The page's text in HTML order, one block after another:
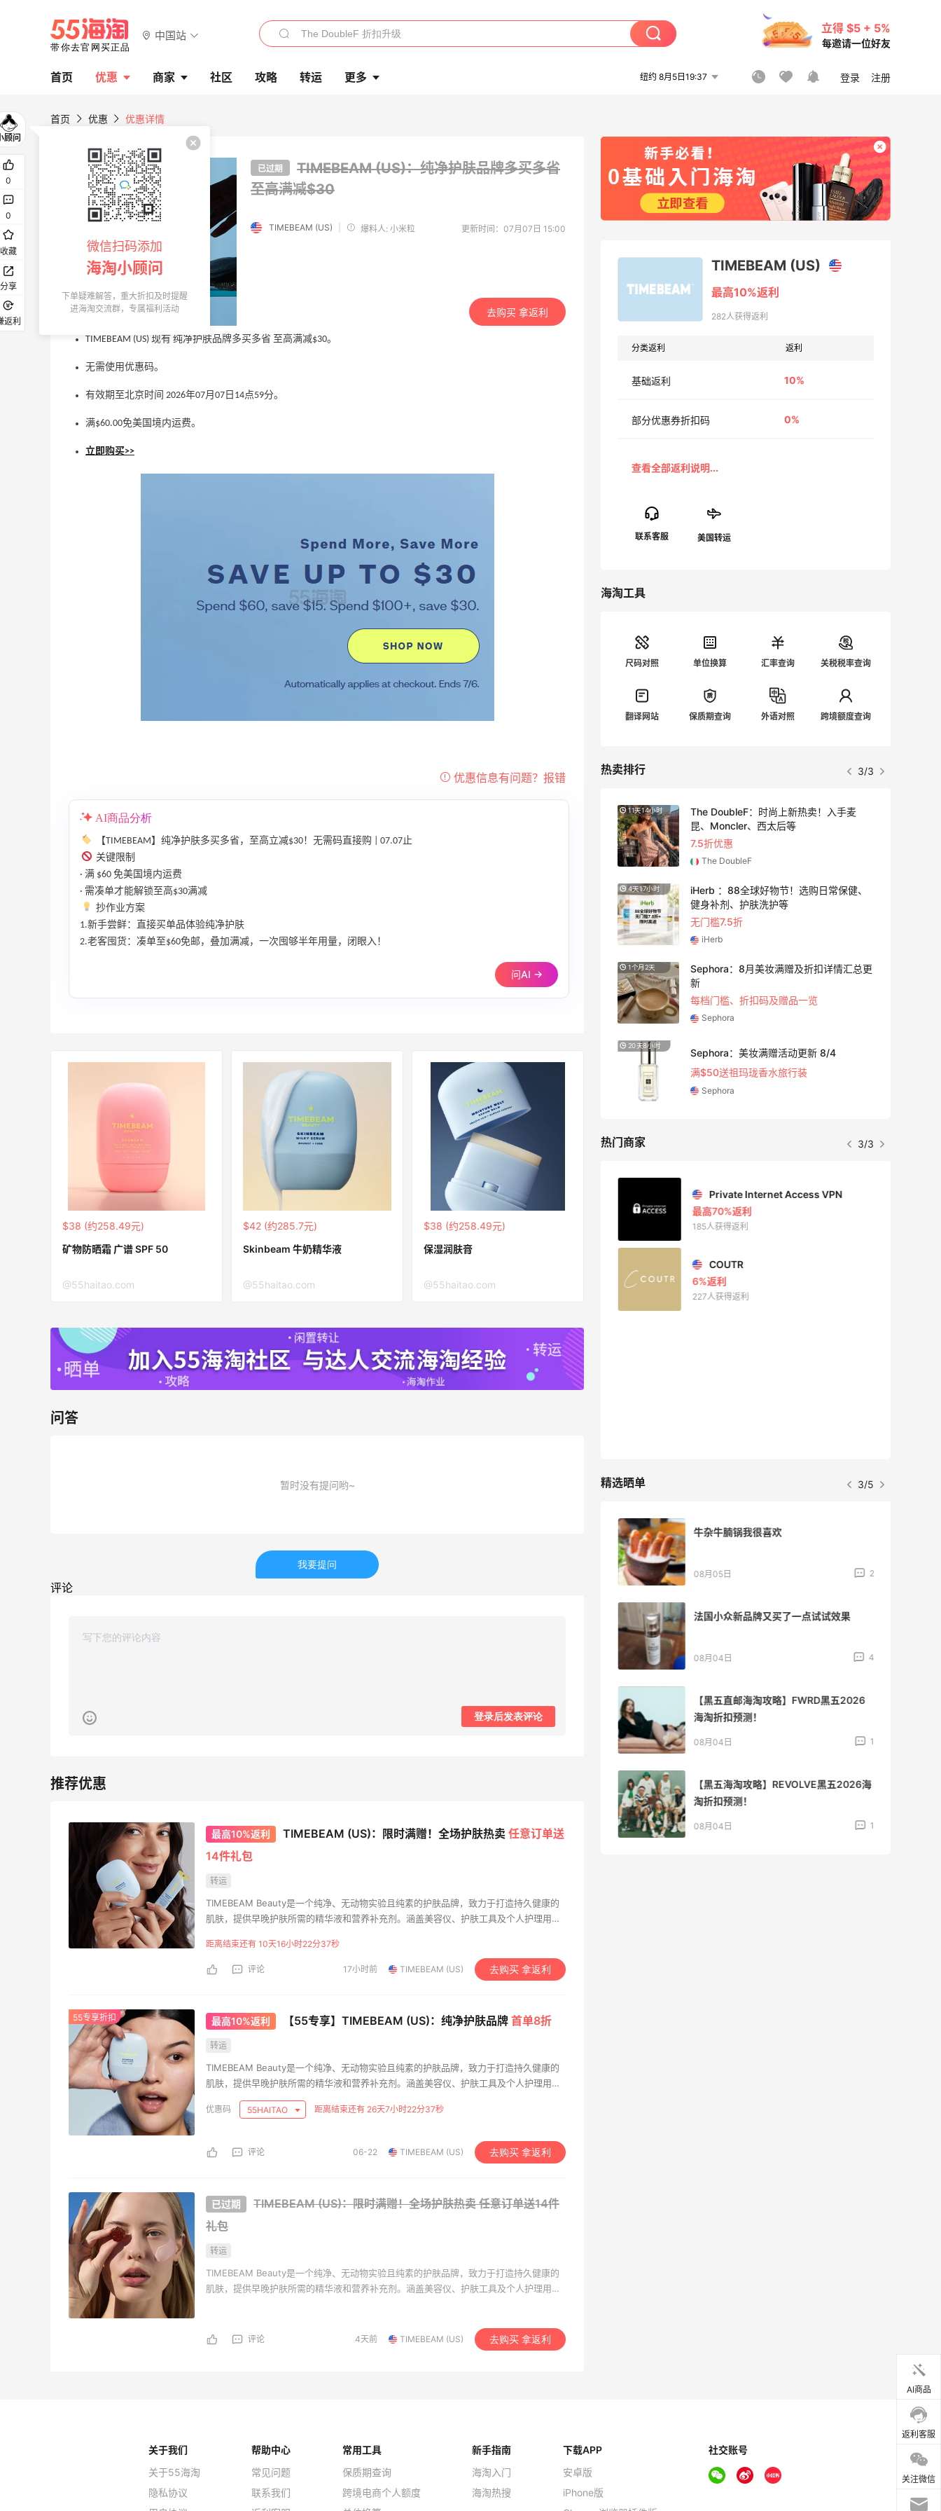
中国站
立得 $5 + 5%
每邀请一位好友
首页 优惠 商家 社区 攻略 转运 更多 纽约 8月5日19:37 登录 注册
首页 优惠 优惠详情
已过期
TIMEBEAM (US)：纯净护肤品牌多买多省
至高满减$30
TIMEBEAM (US) 爆料人: 小米粒 更新时间：07月07日 15:00
去购买 拿返利
TIMEBEAM (US) 现有 纯净护肤品牌多买多省 至高满减$30。
无需使用优惠码。
有效期至北京时间 2026年07月07日14点59分。
满$60.00免美国境内运费。
立即购买>>
AI商品分析
【TIMEBEAM】纯净护肤多买多省，至高立减$30！无需码直接购 | 07.07止
关键限制
· 满 $60 免美国境内运费
· 需凑单才能解锁至高$30满减
抄作业方案
1.新手尝鲜：直接买单品体验纯净护肤
2.老客囤货：凑单至$60免邮，叠加满减，一次囤够半年用量，闭眼入！
问AI →
$38 (约258.49元)
矿物防晒霜 广谱 SPF 50
@55haitao.com
$42 (约285.7元)
Skinbeam 牛奶精华液
@55haitao.com
$38 (约258.49元)
保湿润肤膏
@55haitao.com
问答
暂时没有提问哟~
我要提问
评论
登录后发表评论
最高10%返利 TIMEBEAM (US)：限时满赠！全场护肤热卖 任意订单送
14件礼包
转运
TIMEBEAM Beauty是一个纯净、无动物实验且纯素的护肤品牌，致力于打造持久健康的
肌肤，提供早晚护肤所需的精华液和营养补充剂。涵盖美容仪、护肤工具及个人护理用
距离结束还有 10天16小时22分36秒
评论 17小时前 TIMEBEAM (US) 去购买 拿返利
55专享折扣 最高10%返利 【55专享】TIMEBEAM (US)：纯净护肤品牌 首单8折
转运
TIMEBEAM Beauty是一个纯净、无动物实验且纯素的护肤品牌，致力于打造持久健康的
肌肤，提供早晚护肤所需的精华液和营养补充剂。涵盖美容仪、护肤工具及个人护理用
品，以时尚设计、便捷使用和专业效果受到众多用户青睐。
55HAITAO 距离结束还有 26天7小时22分36秒
评论 06-22 TIMEBEAM (US) 去购买 拿返利
TIMEBEAM (US)：限时满赠！全场护肤热卖任意订单送14件
礼包
转运
TIMEBEAM Beauty是一个纯净、无动物实验且纯素的护肤品牌，致力于打造持久健康的
肌肤，提供早晚护肤所需的精华液和营养补充剂。涵盖美容仪、护肤工具及个人护理用
评论 4天前 TIMEBEAM (US) 去购买 拿返利
TIMEBEAM (US)
最高10%返利
282人获得返利
分类返利 返利
基础返利 10%
部分优惠券折扣码 0%
海淘工具
尺码对照 单位换算 汇率查询 关税税率查询
翻译网站 保质期查询 外语对照 跨境额度查询
热卖排行 3/3
Diesel AU：时尚热卖！网站定价优势 入
手包袋、服饰等
低至5折
Diesel AU
Eraldo：折扣区服饰鞋包清仓 选购巴黎世
家、Toteme、西太后等
低至5折
Eraldo
每满$100返$25礼卡
Maje US
低至2折 千鸟格连衣裙$95
LIU JO ES：意大利小众轻奢品牌！精选服
饰、包袋、鞋履 夏日大促
低至5折
西太后等
低至4折+额外8折
LN-CC
11天14小时
The DoubleF：时尚上新热卖！入手麦
昆、Moncler、西太后等
7.5折优惠
The DoubleF
4天17小时
iHerb ：88全球好物节！选购日常保健、
健身补剂、护肤洗护等
无门槛7.5折
iHerb
1个月2天
Sephora：8月美妆满赠及折扣详情汇总更
新
每档门槛、折扣码及赠品一览
Sephora
20天8小时
Sephora：美妆满赠活动更新 8/4
满$50送祖玛珑香水旅行装
Sephora
热门商家 3/3
Mac Duggal
最高2%返利
5977人成功下单
30%返利
Eileen Fisher
最高2%返利
5128人获得返利
ERGO Baby
4%返利
62人获得返利
4%返利
最高10%返利
282人获得返利
Private Internet Access VPN
最高70%返利
185人获得返利
COUTR
6%返利
227人获得返利
精选晒单 3/5
吗？
08月05日 08月05日
牛杂牛腩锅我很喜欢
08月05日 2
法国小众新品牌又买了一点试试效果
08月04日 4
【黑五直邮海淘攻略】FWRD黑五2026
海淘折扣预测！
08月04日 1
【黑五海淘攻略】REVOLVE黑五2026海
淘折扣预测！
08月04日 1
0
0
收藏
分享
返利
AI商品
返利客服
关注微信
关于我们
关于55海淘
隐私协议
帮助中心
常见问题
联系我们
常用工具
保质期查询
跨境电商个人额度
新手指南
海淘入门
海淘热搜
下载APP
安卓版
iPhone版
社交账号
微信扫码添加
海淘小顾问
下单疑难解答，重大折扣及时提醒
进海淘交流群，专属福利活动